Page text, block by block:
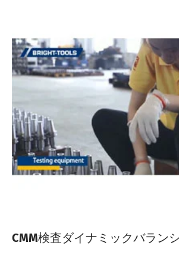
CMM検査ダイナミックバラン